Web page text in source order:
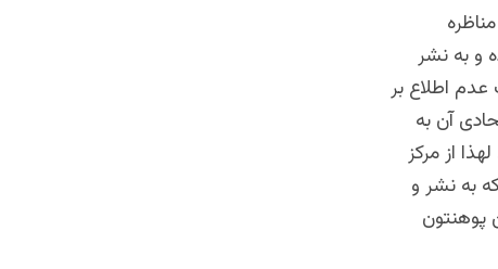
و به نشر
عدم اطلاع بر
آن به
از مرکز
به نشر و
پوهنتون